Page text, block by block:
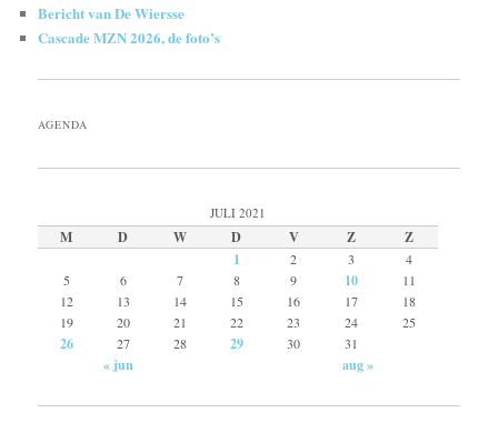
Bericht van De Wiersse
Cascade MZN 2026, de foto’s
AGENDA
JULI 2021
M D W D V Z
Z
1
2 3
4
5
6 7 8 9 10
11
12
13 14 15 16 17
18
19
20 21 22 23 24 25
26 27 28 29 30 31
« jun aug »